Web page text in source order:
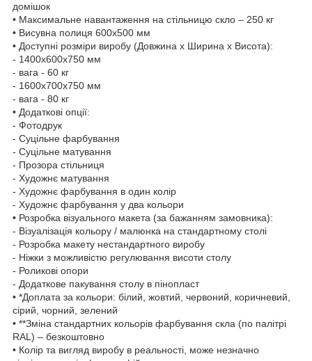
домішок
• Максимальне навантаження на стільницю скло – 250 кг
• Висувна полиця 600х500 мм
• Доступні розміри виробу (Довжина x Ширина x Висота):
- 1400х600х750 мм
- вага - 60 кг
- 1600х700х750 мм
- вага - 80 кг
• Додаткові опції:
- Фотодрук
- Суцільне фарбування
- Суцільне матування
- Прозора стільниця
- Художнє матування
- Художнє фарбування в один колір
- Художнє фарбування у два кольори
• Розробка візуального макета (за бажанням замовника):
- Візуалізація кольору / малюнка на стандартному столі
- Розробка макету нестандартного виробу
- Ніжки з можливістю регулювання висоти столу
- Роликові опори
- Додаткове пакування столу в пінопласт
• *Доплата за кольори: білий, жовтий, червоний, коричневий,
сірий, чорний, зелений
• **Зміна стандартних кольорів фарбування скла (по палітрі
RAL) – безкоштовно
• Колір та вигляд виробу в реальності, може незначно